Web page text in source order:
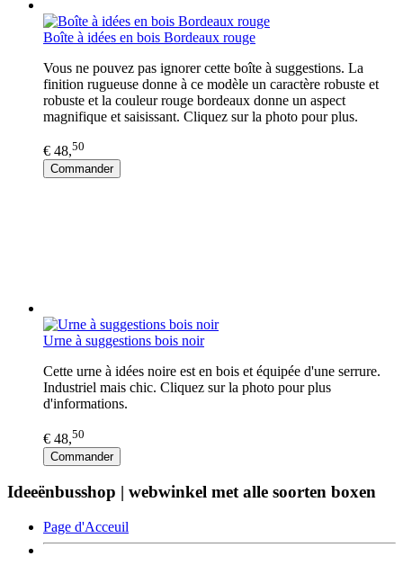
Boîte à idées en bois Bordeaux rouge
Vous ne pouvez pas ignorer cette boîte à suggestions. La
finition rugueuse donne à ce modèle un caractère robuste et
robuste et la couleur rouge bordeaux donne un aspect
magnifique et saisissant. Cliquez sur la photo pour plus.
€ 48,50
Commander
Urne à suggestions bois noir
Cette urne à idées noire est en bois et équipée d'une serrure.
Industriel mais chic. Cliquez sur la photo pour plus
d'informations.
€ 48,50
Commander
Ideeënbusshop | webwinkel met alle soorten boxen
Page d'Acceuil